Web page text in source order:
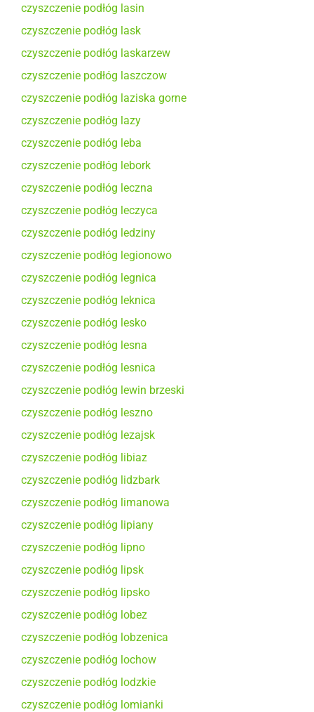
czyszczenie podłóg lasin
czyszczenie podłóg lask
czyszczenie podłóg laskarzew
czyszczenie podłóg laszczow
czyszczenie podłóg laziska gorne
czyszczenie podłóg lazy
czyszczenie podłóg leba
czyszczenie podłóg lebork
czyszczenie podłóg leczna
czyszczenie podłóg leczyca
czyszczenie podłóg ledziny
czyszczenie podłóg legionowo
czyszczenie podłóg legnica
czyszczenie podłóg leknica
czyszczenie podłóg lesko
czyszczenie podłóg lesna
czyszczenie podłóg lesnica
czyszczenie podłóg lewin brzeski
czyszczenie podłóg leszno
czyszczenie podłóg lezajsk
czyszczenie podłóg libiaz
czyszczenie podłóg lidzbark
czyszczenie podłóg limanowa
czyszczenie podłóg lipiany
czyszczenie podłóg lipno
czyszczenie podłóg lipsk
czyszczenie podłóg lipsko
czyszczenie podłóg lobez
czyszczenie podłóg lobzenica
czyszczenie podłóg lochow
czyszczenie podłóg lodzkie
czyszczenie podłóg lomianki